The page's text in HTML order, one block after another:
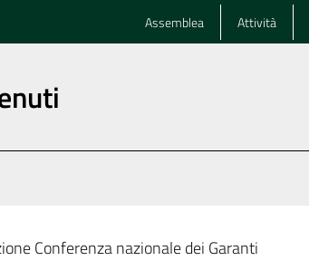
Assemblea Attività
Conferenza nazionale dei Garanti